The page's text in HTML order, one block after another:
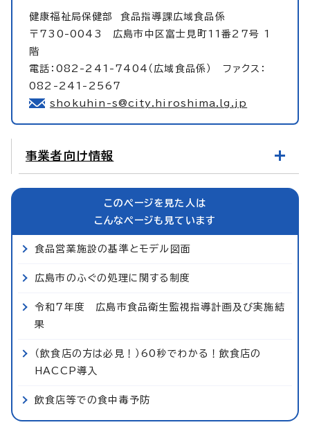
健康福祉局保健部 食品指導課広域食品係
〒730-0043 広島市中区富士見町11番27号 1
階
電話：082-241-7404（広域食品係） ファクス：
082-241-2567
shokuhin-s@city.hiroshima.lg.jp
事業者向け情報
このページを見た人は
こんなページも見ています
食品営業施設の基準とモデル図面
広島市のふぐの処理に関する制度
令和7年度 広島市食品衛生監視指導計画及び実施結
果
（飲食店の方は必見！）60秒でわかる！飲食店の
HACCP導入
飲食店等での食中毒予防